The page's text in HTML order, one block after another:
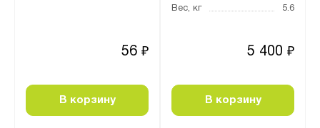
56 ₽
В корзину
Вес, кг
5.6
5 400 ₽
В корзину